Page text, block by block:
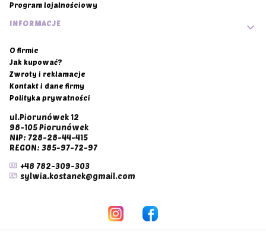
Program lojalnościowy
INFORMACJE
O firmie
Jak kupować?
Zwroty i reklamacje
Kontakt i dane firmy
Polityka prywatności
ul.Piorunówek 12
98-105 Piorunówek
NIP: 728-28-44-415
REGON: 385-97-72-97
+48 782-309-303
sylwia.kostanek@gmail.com